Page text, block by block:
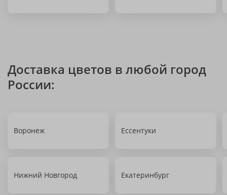
Доставка цветов в любой город
России:
Воронеж Ессентуки
Нижний Новгород Екатеринбург